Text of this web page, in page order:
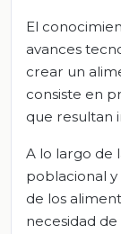
El
avances
crear un
consiste en
que resultan
A lo largo de
poblacional
de los
necesidad